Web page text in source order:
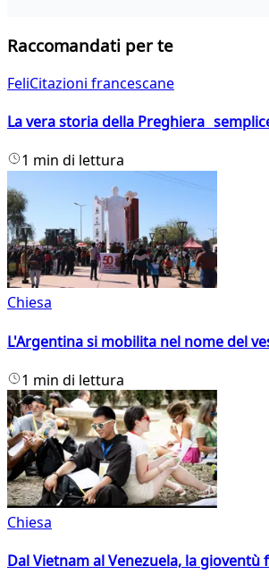
Raccomandati per te
FeliCitazioni francescane
La vera storia della Preghiera
1 min di lettura
Chiesa
L'Argentina si mobilita nel nome del
1 min di lettura
Chiesa
Dal Vietnam al Venezuela, la